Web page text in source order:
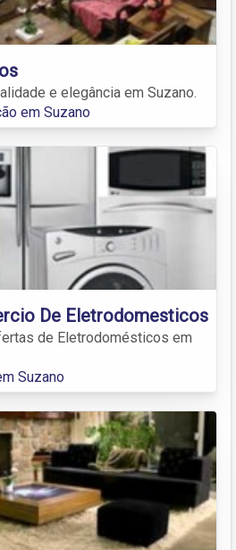
e elegância em Suzano.
em Suzano
De Eletrodomesticos
de Eletrodomésticos em
Suzano